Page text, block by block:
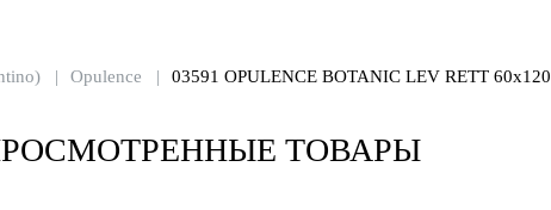
Opulence 03591 OPULENCE BOTANIC LEV RETT 60x120
ТОВАРЫ